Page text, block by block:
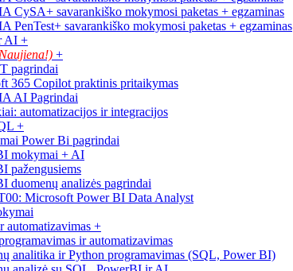
CySA+ savarankiško mokymosi paketas + egzaminas
PenTest+ savarankiško mokymosi paketas + egzaminas
AI +
+
pagrindai
365 Copilot praktinis pritaikymas
AI Pagrindai
automatizacijos ir integracijos
+
Power Bi pagrindai
mokymai + AI
pažengusiems
duomenų analizės pagrindai
Microsoft Power BI Data Analyst
automatizavimas +
ir automatizavimas
analitika ir Python programavimas (SQL, Power BI)